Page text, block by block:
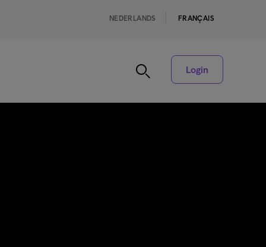
NEDERLANDS FRANÇAIS
Login